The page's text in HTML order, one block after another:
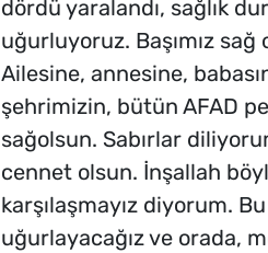
dördü yaralandı, sağlık
uğurluyoruz. Başımız
Ailesine, annesine,
şehrimizin, bütün AFAD
sağolsun. Sabırlar
cennet olsun. İnşallah
karşılaşmayız diyorum.
uğurlayacağız ve orada,